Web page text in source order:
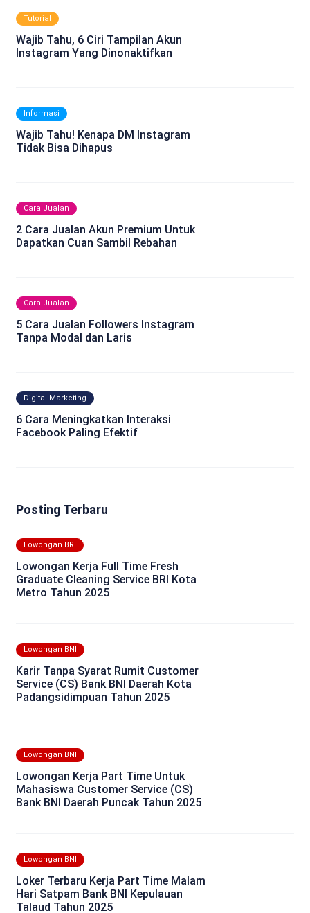
Tutorial
Wajib Tahu, 6 Ciri Tampilan Akun
Instagram Yang Dinonaktifkan
Informasi
Wajib Tahu! Kenapa DM Instagram
Tidak Bisa Dihapus
Cara Jualan
2 Cara Jualan Akun Premium Untuk
Dapatkan Cuan Sambil Rebahan
Cara Jualan
5 Cara Jualan Followers Instagram
Tanpa Modal dan Laris
Digital Marketing
6 Cara Meningkatkan Interaksi
Facebook Paling Efektif
Posting Terbaru
Lowongan BRI
Lowongan Kerja Full Time Fresh
Graduate Cleaning Service BRI Kota
Metro Tahun 2025
Lowongan BNI
Karir Tanpa Syarat Rumit Customer
Service (CS) Bank BNI Daerah Kota
Padangsidimpuan Tahun 2025
Lowongan BNI
Lowongan Kerja Part Time Untuk
Mahasiswa Customer Service (CS)
Bank BNI Daerah Puncak Tahun 2025
Lowongan BNI
Loker Terbaru Kerja Part Time Malam
Hari Satpam Bank BNI Kepulauan
Talaud Tahun 2025